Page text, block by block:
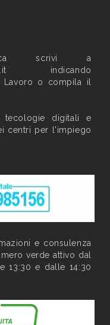
scrivi a
indicando
Lavoro o compila il
tecologie digitali e
centri per l'impiego
e consulenza
verde attivo dal
13:30 e dalle 14:30